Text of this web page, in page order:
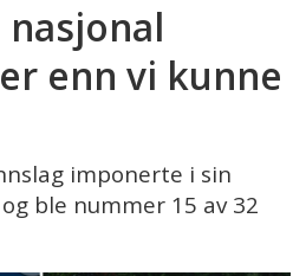
enn vi kunne
imponerte i sin
ble nummer 15 av 32